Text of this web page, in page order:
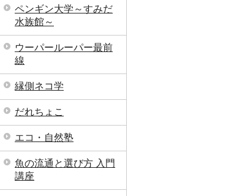
ペンギン大学～すみだ
水族館～
ウーパールーパー最前
線
縁側ネコ学
だれちょこ
エコ・自然塾
魚の流通と選び方 入門
講座